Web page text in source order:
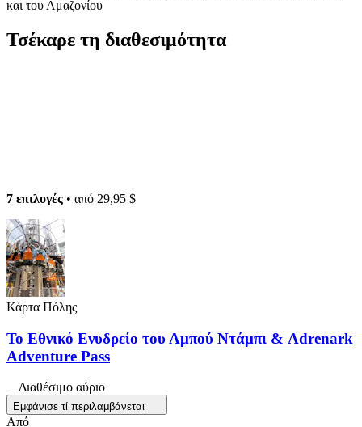
και του Αμαζονίου
Τσέκαρε τη διαθεσιμότητα
7 επιλογές • από 29,95 $
Κάρτα Πόλης
Το Εθνικό Ενυδρείο του Αμπού Ντάμπι & Adrenark
Adventure Pass
Διαθέσιμο αύριο
Εμφάνισε τί περιλαμβάνεται
Από